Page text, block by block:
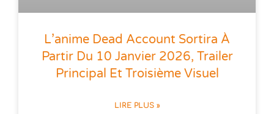
L’anime Dead Account Sortira À
Partir Du 10 Janvier 2026, Trailer
Principal Et Troisième Visuel
LIRE PLUS »